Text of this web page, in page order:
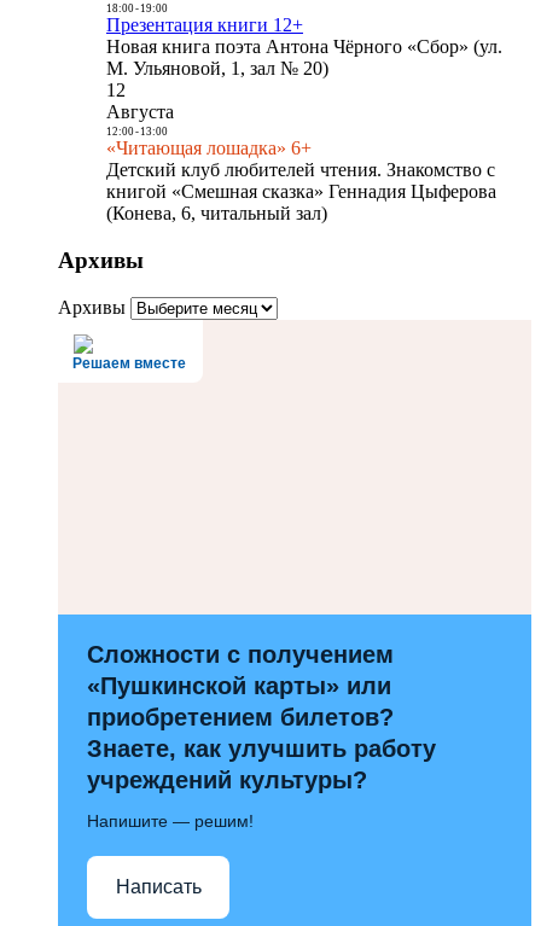
18:00- 19:00
Презентация книги 12+
Новая книга поэта Антона Чёрного «Сбор» (ул.
М. Ульяновой, 1, зал № 20)
12
Августа
12:00- 13:00
«Читающая лошадка» 6+
Детский клуб любителей чтения. Знакомство с
книгой «Смешная сказка» Геннадия Цыферова
(Конева, 6, читальный зал)
Архивы
Архивы
Решаем вместе
Сложности с получением
«Пушкинской карты» или
приобретением билетов?
Знаете, как улучшить работу
учреждений культуры?
Напишите — решим!
Написать